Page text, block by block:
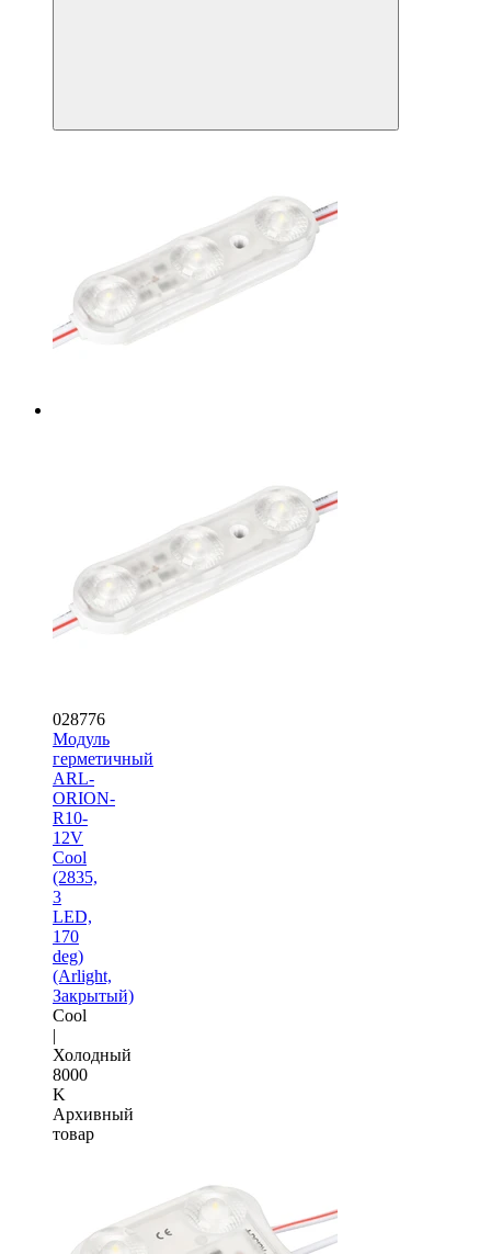
028776
Модуль
герметичный
ARL-
ORION-
R10-
12V
Cool
(2835,
3
LED,
170
deg)
(Arlight,
Закрытый)
Cool
|
Холодный
8000
K
Архивный
товар